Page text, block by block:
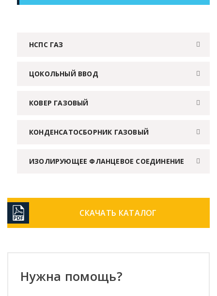
НСПС ГАЗ
ЦОКОЛЬНЫЙ ВВОД
КОВЕР ГАЗОВЫЙ
КОНДЕНСАТОСБОРНИК ГАЗОВЫЙ
ИЗОЛИРУЮЩЕЕ ФЛАНЦЕВОЕ СОЕДИНЕНИЕ
СКАЧАТЬ КАТАЛОГ
Нужна помощь?